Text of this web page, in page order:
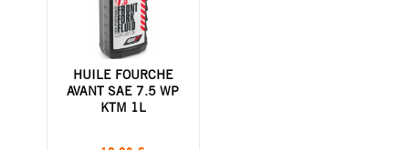
HUILE FOURCHE
AVANT SAE 7.5 WP
KTM 1L